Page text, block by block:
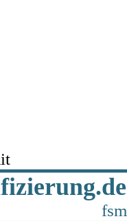
fsm